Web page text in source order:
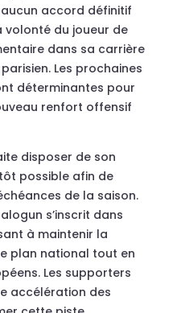
aucun accord définitif
volonté du joueur de
dans sa carrière
Les prochaines
déterminantes pour
renfort offensif
disposer de son
possible afin de
de la saison.
s’inscrit dans
à maintenir la
plan national tout en
Les supporters
accélération des